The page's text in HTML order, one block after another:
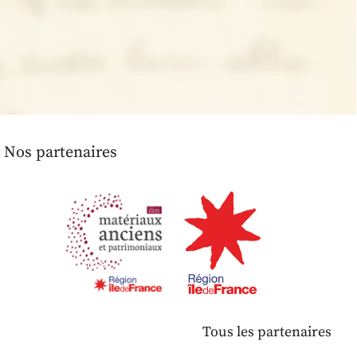
Nos partenaires
Tous les partenaires